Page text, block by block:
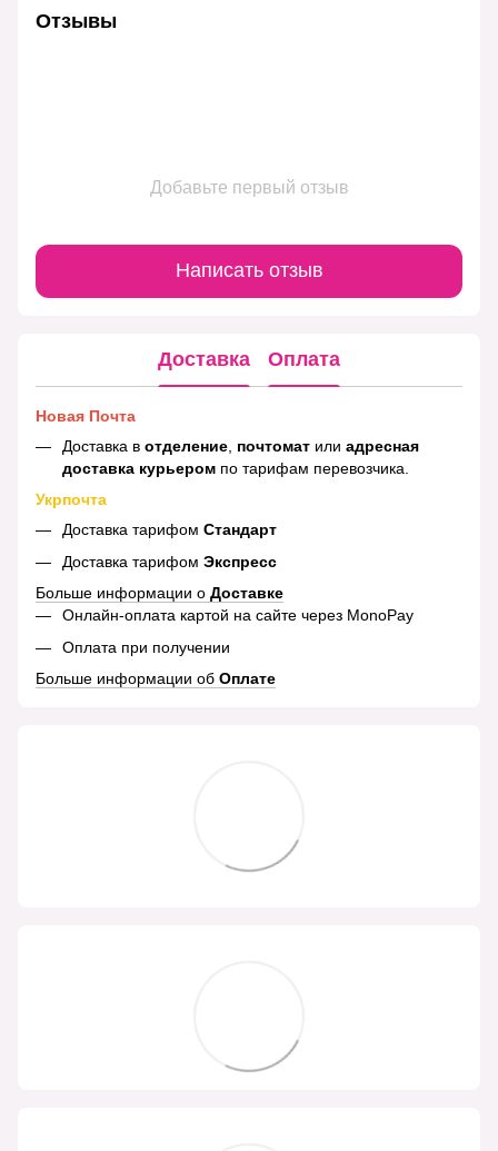
Отзывы
Добавьте первый отзыв
Написать отзыв
Доставка Оплата
Новая Почта
Доставка в отделение почтомат или адресная
доставка курьером по тарифам перевозчика.
Укрпочта
Доставка тарифом Стандарт
Доставка тарифом Экспресс
Больше информации о Доставке
Онлайн-оплата картой на сайте через MonoPay
Оплата при получении
Больше информации об Оплате